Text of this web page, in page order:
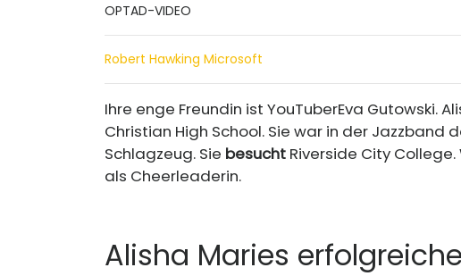
OPTAD-VIDEO
Robert Hawking Microsoft
Ihre enge Freundin ist YouTuberEva Gutowski.
Christian High School. Sie war in der Jazzband
Schlagzeug. Sie besucht Riverside City
als Cheerleaderin.
Alisha Maries